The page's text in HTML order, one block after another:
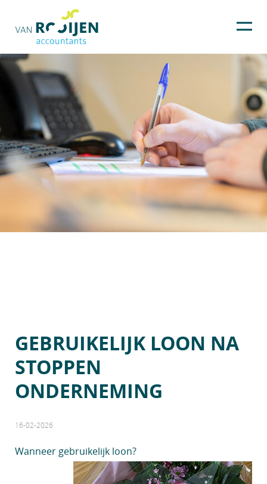
GEBRUIKELIJK LOON NA
STOPPEN
ONDERNEMING
16-02-2026
Wanneer gebruikelijk loon?